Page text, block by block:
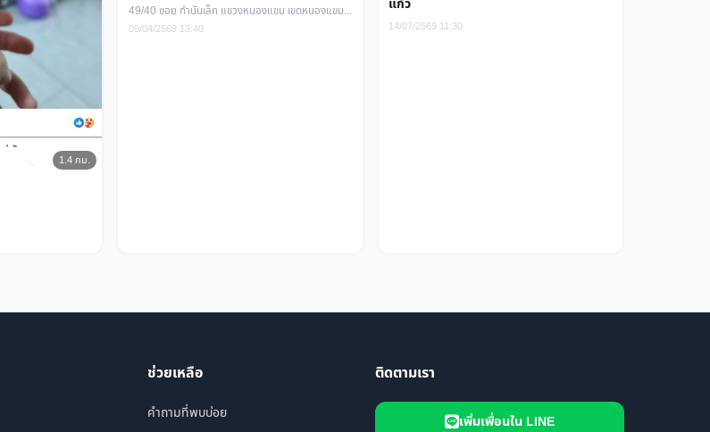
1.4 กม.
49/40 ซอย กำนันเล็ก แขวงหนองแขม เขตหนองแขม กรุงเทพมหานคร
09/04/2569 13:40
แก้ว
14/07/2569 11:30
ช่วยเหลือ
คำถามที่พบบ่อย
ติดตามเรา
เพิ่มเพื่อนใน LINE